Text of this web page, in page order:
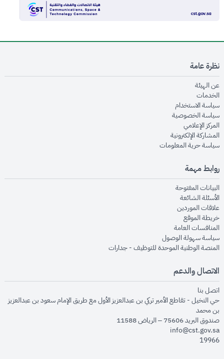
نظرة عامة
عن الهيئةopens in new window
الخدماتopens in new window
سياسة الاستخدام
سياسة الخصوصيةopens in new window
المركز الإعلاميopens in new window
المشاركة الإلكترونيةopens in new window
سياسة حرية المعلوماتopens in new window
روابط مهمة
البيانات المفتوحةopens in new window
الأسئلة الشائعةopens in new window
علاقات الموردينopens in new window
خريطة الموقعopens in new window
المنافسات العامةopens in new window
سياسة سهولة الوصولopens in new window
المنصة الوطنية الموحدة للتوظيف - جداراتopens in new window
الاتصال والدعم
اتصل بنا
حي النخيل - تقاطع الأمير تركي بن عبدالعزيز الأول مع طريق الإمام سعود بن عبدالعزيز
بن محمد
صندوق البريد 75606 – الرياض 11588
info@cst.gov.sa
19966